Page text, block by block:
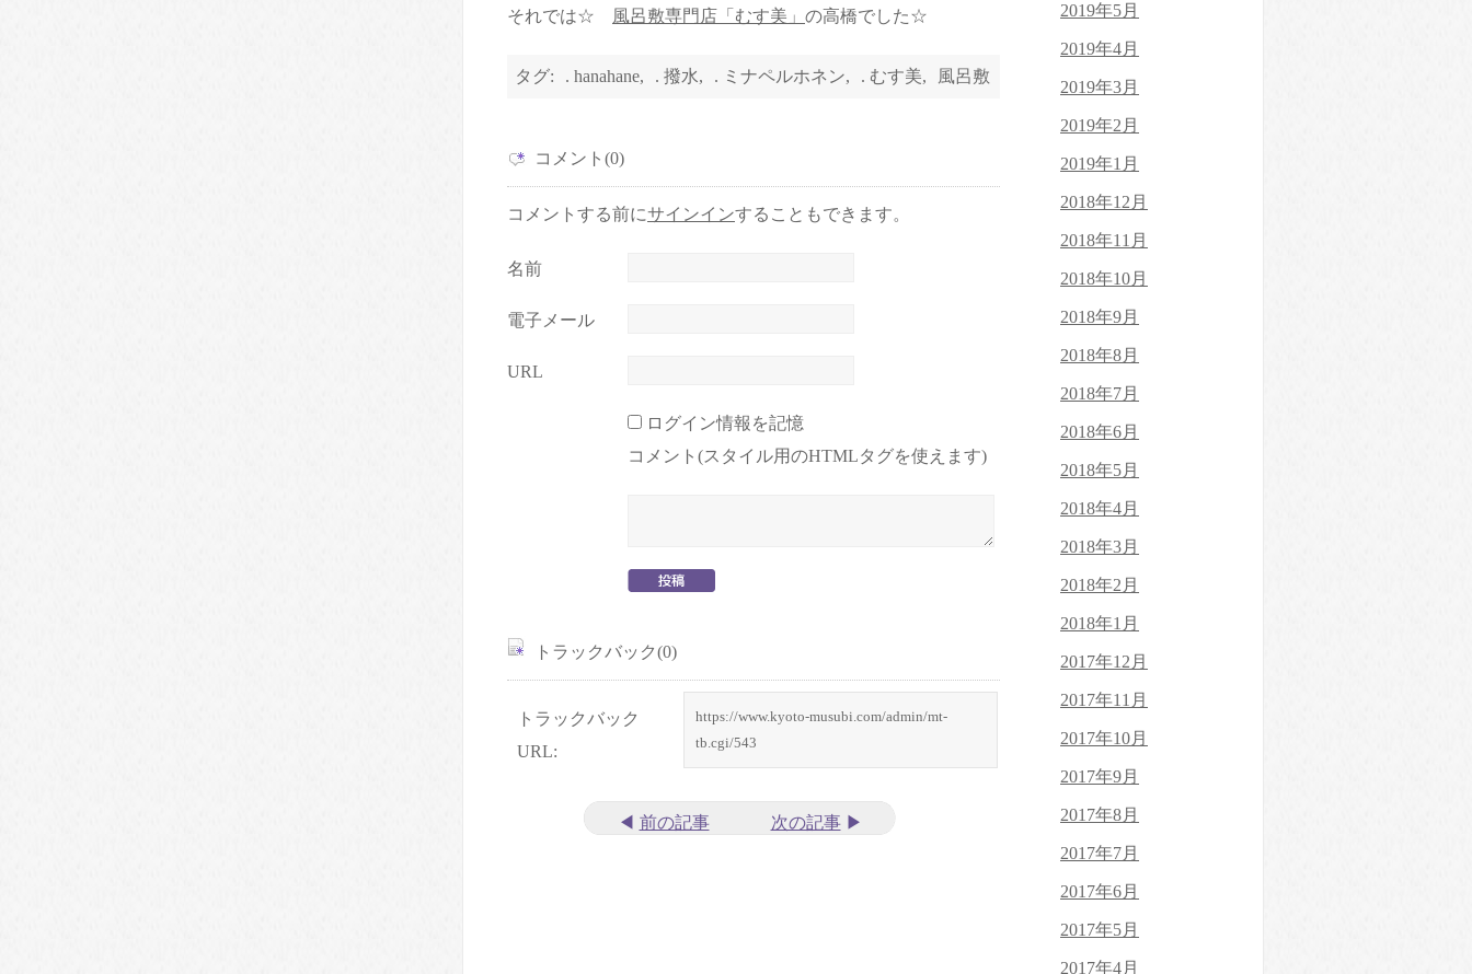
それでは☆ 風呂敷専門店「むす美」 の高橋でした☆
タグ: . hanahane, . 撥水, . ミナペルホネン, . むす美, 風呂敷
コメント(0)
コメントする前にサインインすることもできます。
名前
電子メール
URL
ログイン情報を記憶
コメント(スタイル用のHTMLタグを使えます)
トラックバック(0)
トラックバック
URL:
https://www.kyoto-musubi.com/admin/mt-
tb.cgi/543
◀ 前の記事 次の記事▶
2019年5月
2019年4月
2019年3月
2019年2月
2019年1月
2018年12月
2018年11月
2018年10月
2018年9月
2018年8月
2018年7月
2018年6月
2018年5月
2018年4月
2018年3月
2018年2月
2018年1月
2017年12月
2017年11月
2017年10月
2017年9月
2017年8月
2017年7月
2017年6月
2017年5月
2017年4月